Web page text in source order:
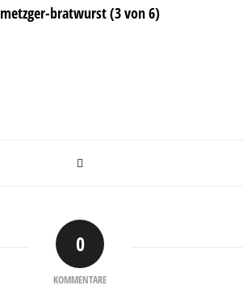
metzger-bratwurst (3 von 6)
0
KOMMENTARE